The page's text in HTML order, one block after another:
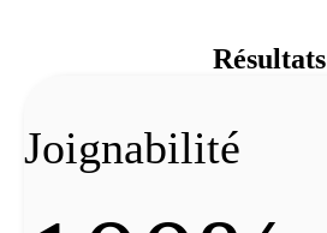
Résultats
Joignabilité